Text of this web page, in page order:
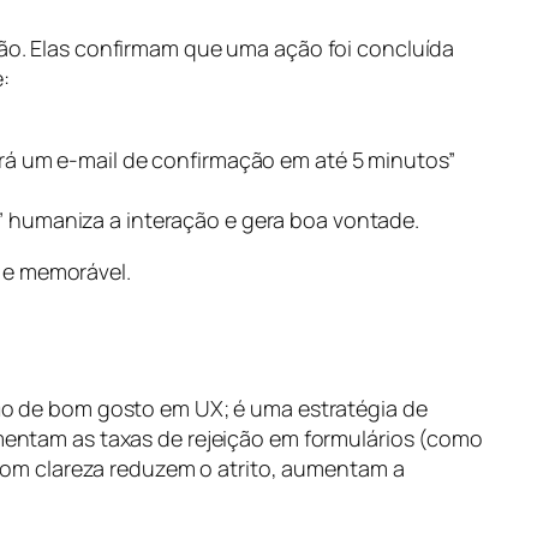
Elas confirmam que uma ação foi concluída
um e-mail de confirmação em até 5 minutos”
humaniza a interação e gera boa vontade.
memorável.
de bom gosto em UX; é uma estratégia de
as taxas de rejeição em formulários (como
clareza reduzem o atrito, aumentam a